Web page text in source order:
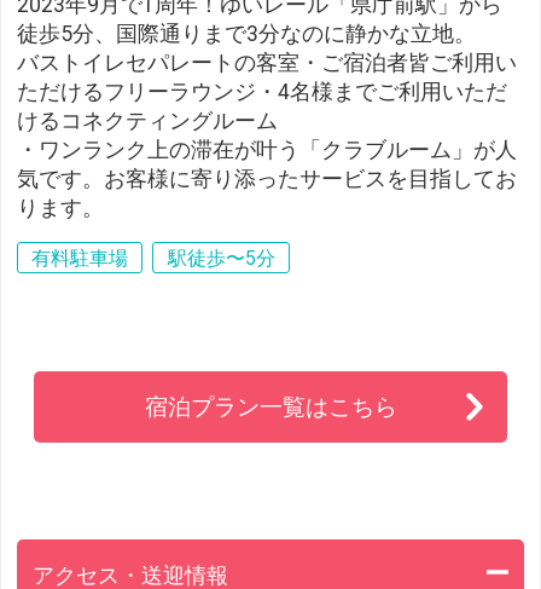
2023年9月で1周年！ゆいレール「県庁前駅」から
徒歩5分、国際通りまで3分なのに静かな立地。
バストイレセパレートの客室・ご宿泊者皆ご利用い
ただけるフリーラウンジ・4名様までご利用いただ
けるコネクティングルーム
・ワンランク上の滞在が叶う「クラブルーム」が人
気です。お客様に寄り添ったサービスを目指してお
ります。
有料駐車場 駅徒歩〜5分
宿泊プラン一覧はこちら
アクセス・送迎情報